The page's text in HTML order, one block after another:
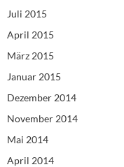
Juli 2015
April 2015
März 2015
Januar 2015
Dezember 2014
November 2014
Mai 2014
April 2014